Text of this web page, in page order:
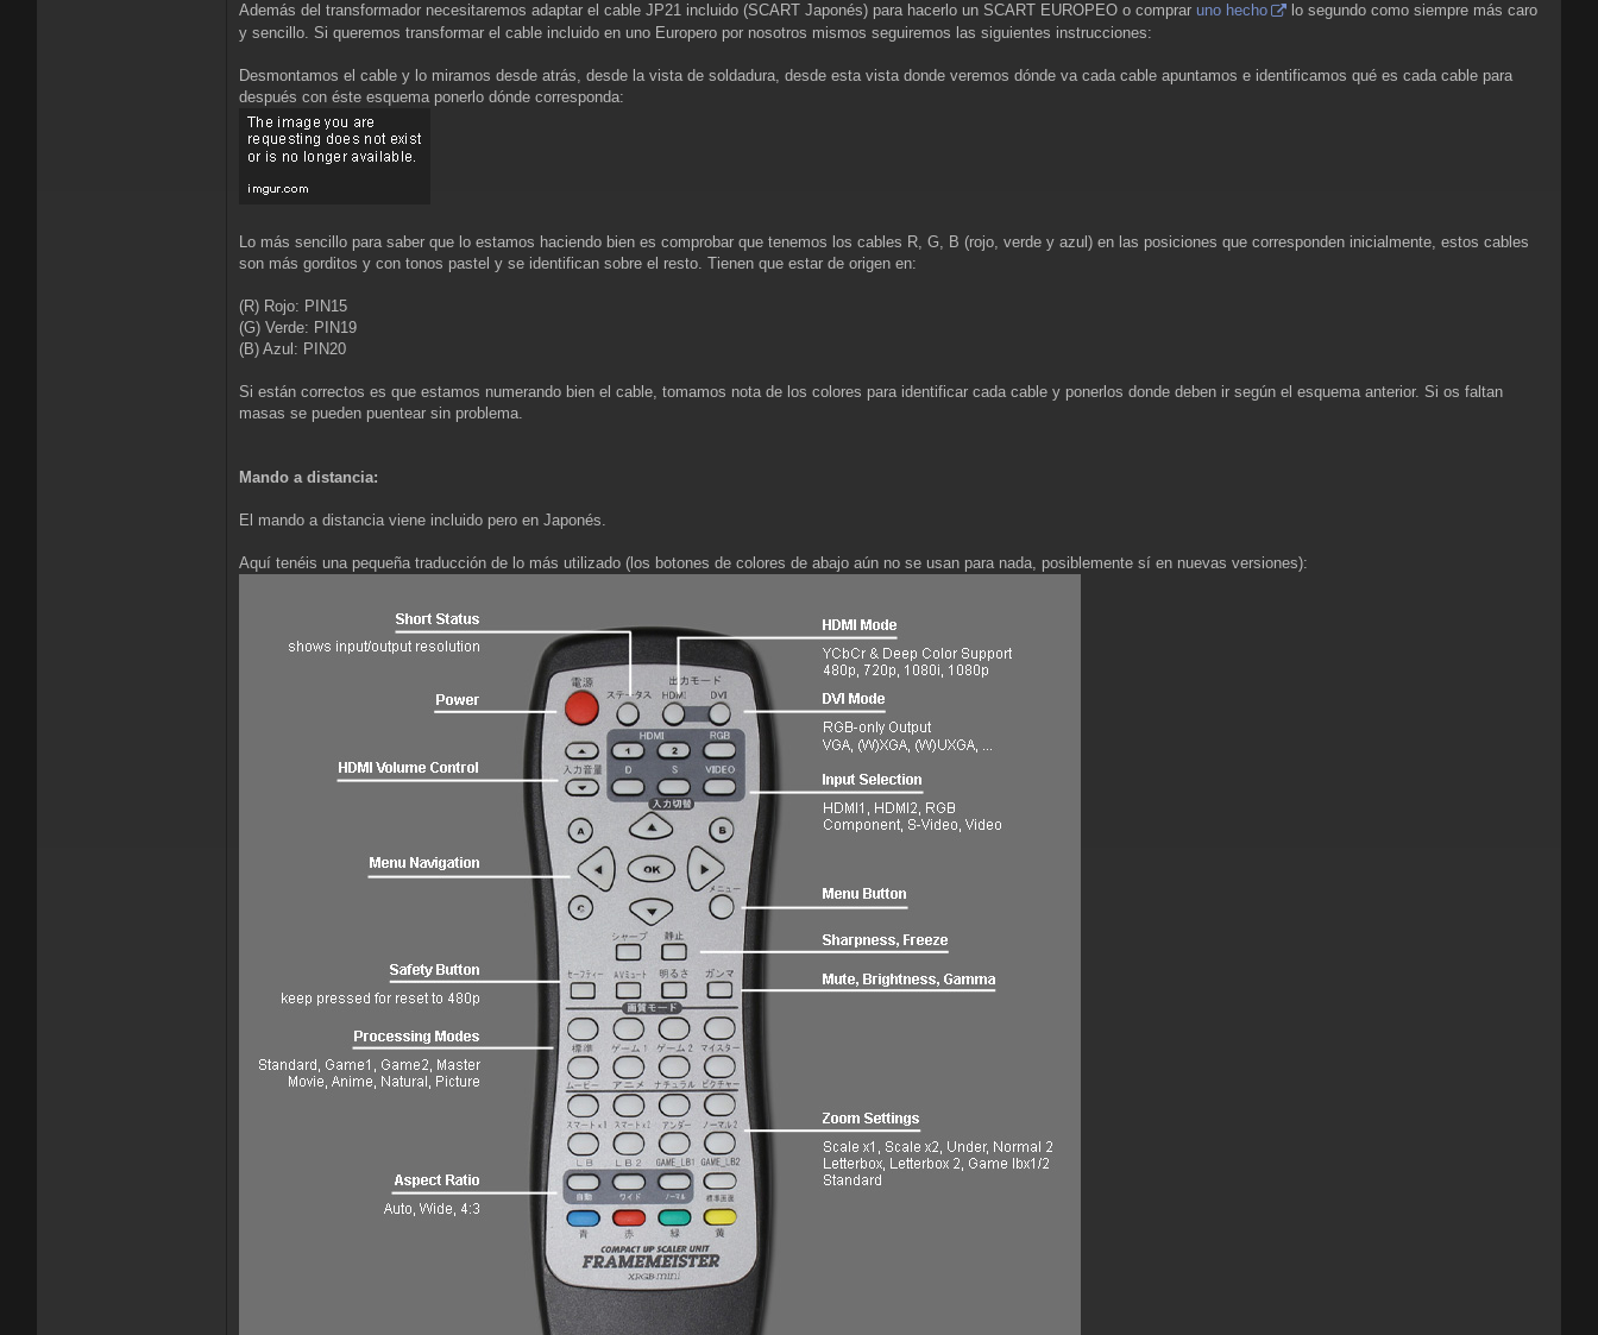
Además del transformador necesitaremos adaptar el cable JP21 incluido (SCART Japonés) para hacerlo un SCART EUROPEO o comprar uno hecho
lo segundo como siempre más caro
y sencillo. Si queremos transformar el cable incluido en uno Europero por nosotros mismos seguiremos las siguientes instrucciones:
Desmontamos el cable y lo miramos desde atrás, desde la vista de soldadura, desde esta vista donde veremos dónde va cada cable apuntamos e identificamos qué es cada cable para
después con éste esquema ponerlo dónde corresponda:
Lo más sencillo para saber que lo estamos haciendo bien es comprobar que tenemos los cables R, G, B (rojo, verde y azul) en las posiciones que corresponden inicialmente, estos cables
son más gorditos y con tonos pastel y se identifican sobre el resto. Tienen que estar de origen en:
(R) Rojo: PIN15
(G) Verde: PIN19
(B) Azul: PIN20
Si están correctos es que estamos numerando bien el cable, tomamos nota de los colores para identificar cada cable y ponerlos donde deben ir según el esquema anterior. Si os faltan
masas se pueden puentear sin problema.
Mando a distancia:
El mando a distancia viene incluido pero en Japonés.
Aquí tenéis una pequeña traducción de lo más utilizado (los botones de colores de abajo aún no se usan para nada, posiblemente sí en nuevas versiones):